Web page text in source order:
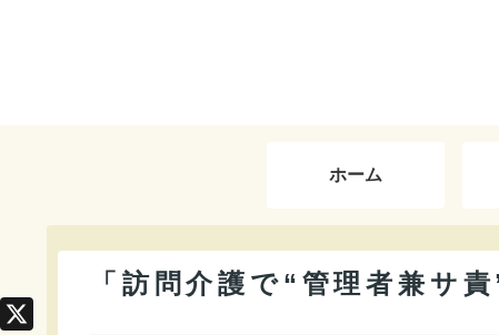
ホーム
「訪問介護で“管理者兼サ